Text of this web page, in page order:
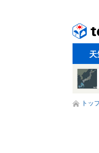
天
トッ